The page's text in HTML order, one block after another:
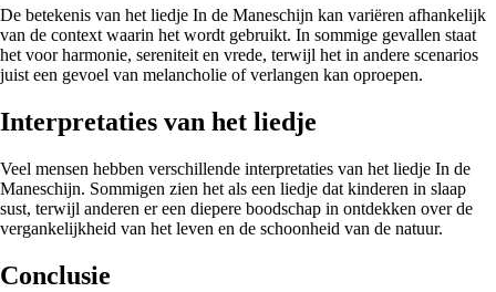
De betekenis van het liedje In de Maneschijn kan variëren afhankelijk
van de context waarin het wordt gebruikt. In sommige gevallen staat
het voor harmonie, sereniteit en vrede, terwijl het in andere scenarios
juist een gevoel van melancholie of verlangen kan oproepen.
Interpretaties van het liedje
Veel mensen hebben verschillende interpretaties van het liedje In de
Maneschijn. Sommigen zien het als een liedje dat kinderen in slaap
sust, terwijl anderen er een diepere boodschap in ontdekken over de
vergankelijkheid van het leven en de schoonheid van de natuur.
Conclusie